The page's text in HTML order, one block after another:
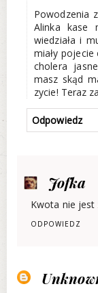
Powodzenia
Alinka kase
wiedziała i
miały
cholera
masz skąd
zycie! Teraz
Odpowiedz
Jofka
Kwota nie jest
ODPOWIEDZ